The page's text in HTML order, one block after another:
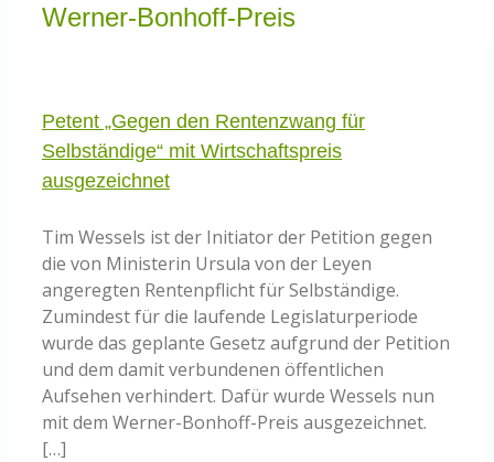
Knowledge Centered Service
Community
Shop
Werner-Bonhoff-Preis
Petent „Gegen den Rentenzwang für
Selbständige“ mit Wirtschaftspreis
ausgezeichnet
Tim Wessels ist der Initiator der Petition gegen
die von Ministerin Ursula von der Leyen
angeregten Rentenpflicht für Selbständige.
Zumindest für die laufende Legislaturperiode
wurde das geplante Gesetz aufgrund der Petition
und dem damit verbundenen öffentlichen
Aufsehen verhindert. Dafür wurde Wessels nun
mit dem Werner-Bonhoff-Preis ausgezeichnet.
[…]